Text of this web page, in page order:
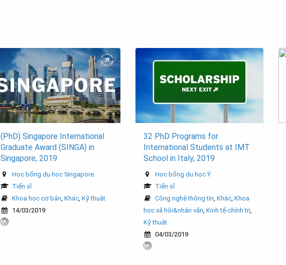
(PhD) Singapore International
Graduate Award (SINGA) in
Singapore, 2019
Học bổng du học Singapore
Tiến sĩ
Khoa học cơ bản, Khác, Kỹ thuật
14/03/2019
32 PhD Programs for
International Students at IMT
School in Italy, 2019
Học bổng du học Ý
Tiến sĩ
Công nghệ thông tin, Khác, Khoa
học xã hội&nhân văn, Kinh tế-chính trị,
Kỹ thuật
04/03/2019